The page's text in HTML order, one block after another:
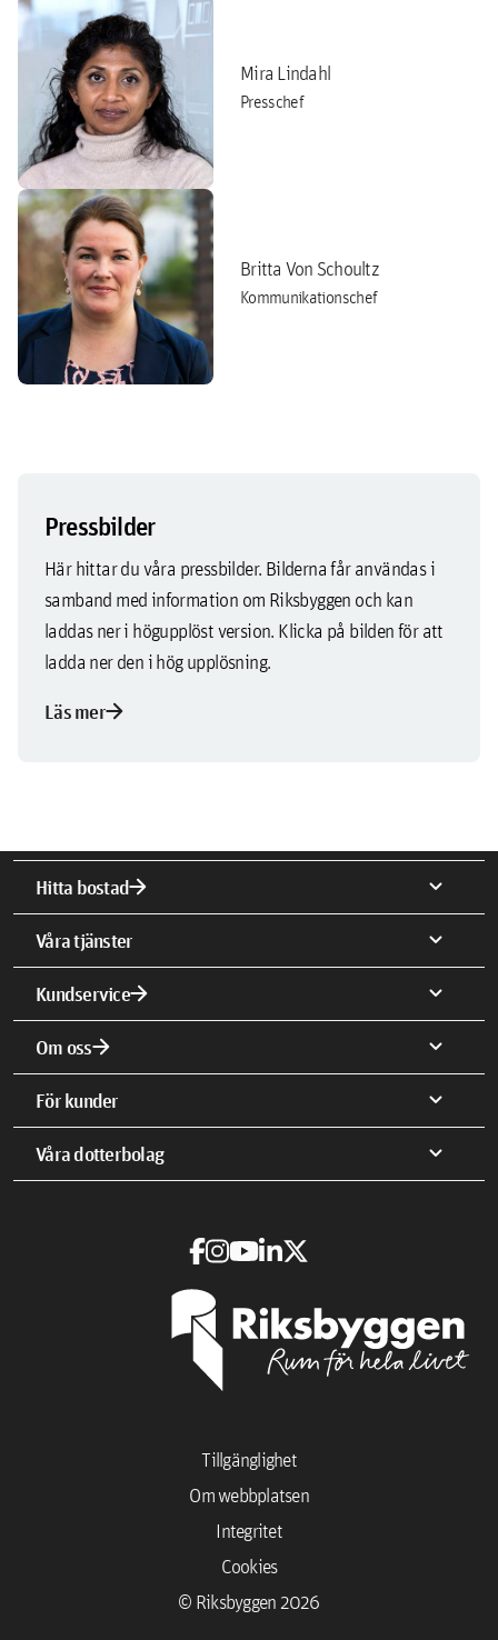
Mira Lindahl
Presschef
Britta Von Schoultz
Kommunikationschef
Pressbilder
Här hittar du våra pressbilder. Bilderna får användas i
samband med information om Riksbyggen och kan
laddas ner i högupplöst version. Klicka på bilden för att
ladda ner den i hög upplösning.
Läs merarrow_forward
Hitta bostadarrow_forward expand_more
Våra tjänster expand_more
Kundservicearrow_forward expand_more
Om ossarrow_forward expand_more
För kunder expand_more
Våra dotterbolag expand_more
© Riksbyggen 2026
Cookies
Integritet
Om webbplatsen
Tillgänglighet